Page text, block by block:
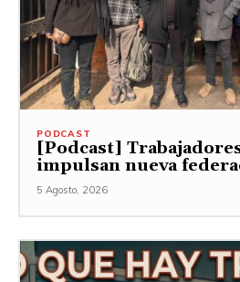
PODCAST
[Podcast]
impulsan nueva
5 Agosto, 2026